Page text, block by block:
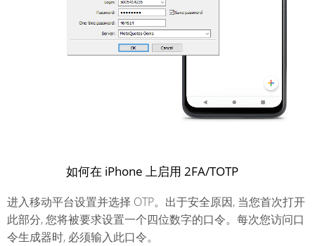
如何在 iPhone 上启用 2FA/TOTP
进入移动平台设置并选择 OTP。出于安全原因, 当您首次打开
此部分, 您将被要求设置一个四位数字的口令。每次您访问口
令生成器时, 必须输入此口令。